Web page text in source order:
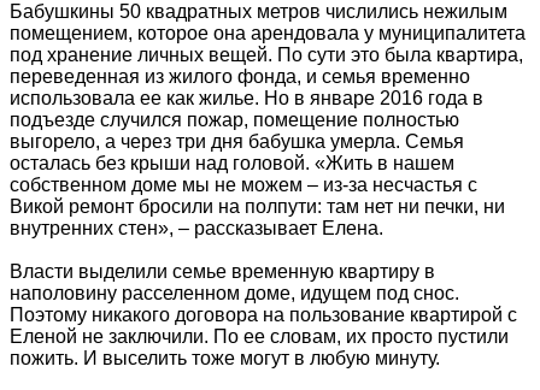
Бабушкины 50 квадратных метров числились нежилым
помещением, которое она арендовала у муниципалитета
под хранение личных вещей. По сути это была квартира,
переведенная из жилого фонда, и семья временно
использовала ее как жилье. Но в январе 2016 года в
подъезде случился пожар, помещение полностью
выгорело, а через три дня бабушка умерла. Семья
осталась без крыши над головой. «Жить в нашем
собственном доме мы не можем – из-за несчастья с
Викой ремонт бросили на полпути: там нет ни печки, ни
внутренних стен», – рассказывает Елена.
Власти выделили семье временную квартиру в
наполовину расселенном доме, идущем под снос.
Поэтому никакого договора на пользование квартирой с
Еленой не заключили. По ее словам, их просто пустили
пожить. И выселить тоже могут в любую минуту.